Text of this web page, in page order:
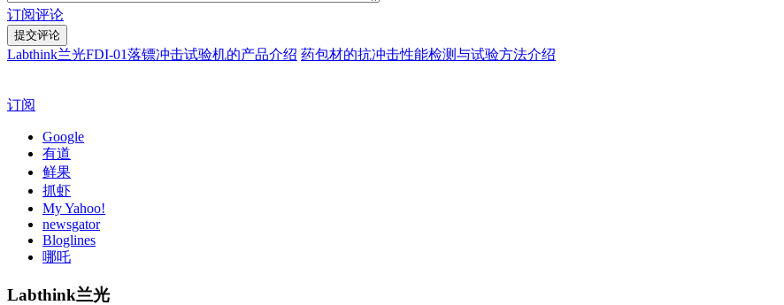
订阅评论
Labthink兰光FDI-01落镖冲击试验机的产品介绍 药包材的抗冲击性能检测与试验方法介绍
订阅
Google
有道
鲜果
抓虾
My Yahoo!
newsgator
Bloglines
哪吒
Labthink兰光